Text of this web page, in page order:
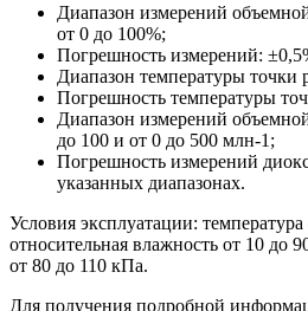
Диапазон измерений
от 0 до 100%;
Погрешность измерений:
Диапазон температуры точки
Погрешность температуры
Диапазон измерений
до 100 и от 0 до 500 млн-1;
Погрешность измерений
указанных диапазонах.
Условия эксплуатации:
относительная влажность от 10 до
от 80 до 110 кПа.
Для получения подробной